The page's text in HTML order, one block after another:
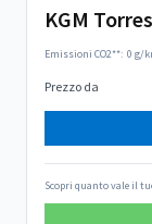
KGM
Emissioni CO2**: 0 g/
Prezzo da
Scopri quanto vale il